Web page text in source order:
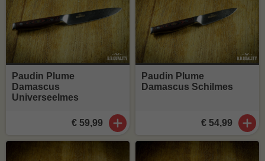
Paudin Plume
Damascus
Universeelmes
€ 59,99
Paudin Plume
Damascus Schilmes
€ 54,99